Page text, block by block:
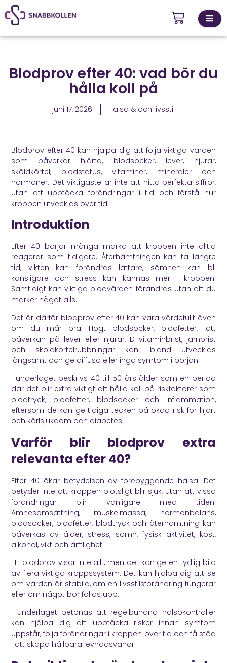
oss
Blodprov efter 40: vad bör du
hålla koll på
juni 17, 2026 Hälsa & och livsstil
Blodprov efter 40 kan hjälpa dig att följa viktiga värden
som påverkar hjärta, blodsocker, lever, njurar,
sköldkörtel, blodstatus, vitaminer, mineraler och
hormoner. Det viktigaste är inte att hitta perfekta siffror,
utan att upptäcka förändringar i tid och förstå hur
kroppen utvecklas över tid.
Introduktion
Efter 40 börjar många märka att kroppen inte alltid
reagerar som tidigare. Återhämtningen kan ta längre
tid, vikten kan förändras lättare, sömnen kan bli
känsligare och stress kan kännas mer i kroppen.
Samtidigt kan viktiga blodvärden förändras utan att du
märker något alls.
Det är därför blodprov efter 40 kan vara värdefullt även
om du mår bra. Högt blodsocker, blodfetter, lätt
påverkan på lever eller njurar, D vitaminbrist, järnbrist
och sköldkörtelrubbningar kan ibland utvecklas
långsamt och ge diffusa eller inga symtom i början.
I underlaget beskrivs 40 till 50 års ålder som en period
där det blir extra viktigt att hålla koll på riskfaktorer som
blodtryck, blodfetter, blodsocker och inflammation,
eftersom de kan ge tidiga tecken på ökad risk för hjärt
och kärlsjukdom och diabetes.
Varför blir blodprov extra
relevanta efter 40?
Efter 40 ökar betydelsen av förebyggande hälsa. Det
betyder inte att kroppen plötsligt blir sjuk, utan att vissa
förändringar blir vanligare med tiden.
Ämnesomsättning, muskelmassa, hormonbalans,
blodsocker, blodfetter, blodtryck och återhämtning kan
påverkas av ålder, stress, sömn, fysisk aktivitet, kost,
alkohol, vikt och ärftlighet.
Ett blodprov visar inte allt, men det kan ge en tydlig bild
av flera viktiga kroppssystem. Det kan hjälpa dig att se
om värden är stabila, om en livsstilsförändring fungerar
eller om något bör följas upp.
I underlaget betonas att regelbundna hälsokontroller
kan hjälpa dig att upptäcka risker innan symtom
uppstår, följa förändringar i kroppen över tid och få stöd
i att skapa hållbara levnadsvanor.